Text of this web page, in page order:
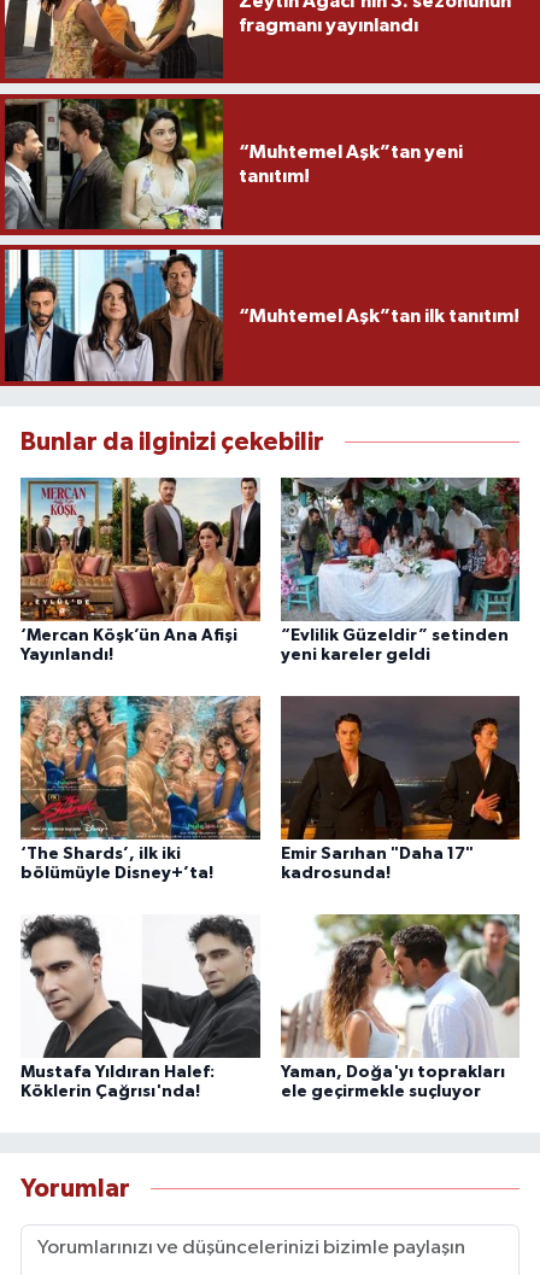
fragmanı yayınlandı
“Muhtemel Aşk”tan yeni
tanıtım!
“Muhtemel Aşk”tan ilk tanıtım!
Bunlar da ilginizi çekebilir
‘Mercan Köşk’ün Ana Afişi
Yayınlandı!
“Evlilik Güzeldir” setinden
yeni kareler geldi
‘The Shards’, ilk iki
bölümüyle Disney+’ta!
Emir Sarıhan "Daha 17"
kadrosunda!
Mustafa Yıldıran Halef:
Köklerin Çağrısı'nda!
Yaman, Doğa'yı toprakları
ele geçirmekle suçluyor
Yorumlar